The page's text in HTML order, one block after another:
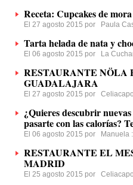
Receta: Cupcakes de
El 27 agosto 2015 por Paula
Tarta helada de nata y
El 06 agosto 2015 por La
RESTAURANTE NÖLA
GUADALAJARA
El 27 agosto 2015 por
¿Quieres descubrir
pasarte con las calorías?
El 06 agosto 2015 por Manuela :
RESTAURANTE EL
MADRID
El 25 agosto 2015 por